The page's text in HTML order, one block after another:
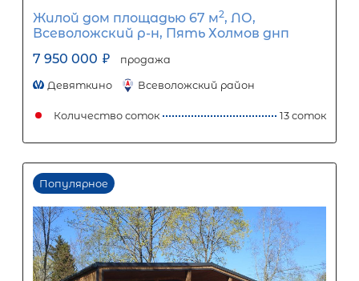
организацией. Кредит предоставляется банками-
точного расчета платежей по кредиту и предоставления
(Санкт-Петербург ул. Боткинская д. 15 тел. +7(812) 200-4000 )